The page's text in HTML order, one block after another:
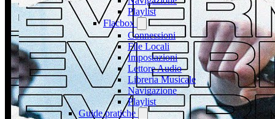
Playlist
Flacbox
Connessioni
File Locali
Impostazioni
Lettore Audio
Libreria Musicale
Navigazione
Playlist
Guide pratiche